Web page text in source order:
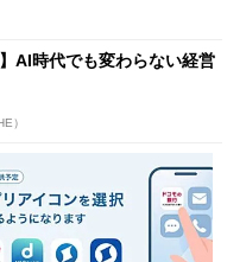
AI時代でも変わらない経営
）